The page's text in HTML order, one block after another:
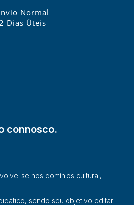
Normal
2 Dias Úteis
connosco.
se nos domínios cultural,
sendo seu objetivo editar